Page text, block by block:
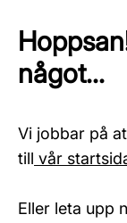
något...
Vi jobbar på
till vår
Eller leta upp